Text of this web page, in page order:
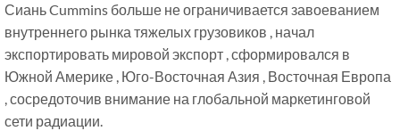
Сиань Cummins больше не ограничивается завоеванием
внутреннего рынка тяжелых грузовиков , начал
экспортировать мировой экспорт , сформировался в
Южной Америке , Юго-Восточная Азия , Восточная Европа
, сосредоточив внимание на глобальной маркетинговой
сети радиации.